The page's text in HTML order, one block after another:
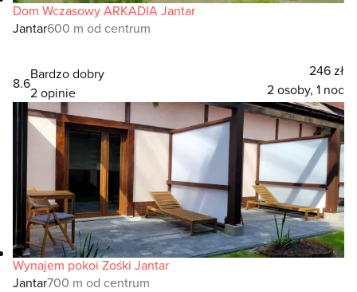
Dom Wczasowy ARKADIA Jantar
Jantar600 m od centrum
8.6
Bardzo dobry
2 opinie
246 zł
2 osoby, 1 noc
Wynajem pokoi Zośki Jantar
Jantar700 m od centrum